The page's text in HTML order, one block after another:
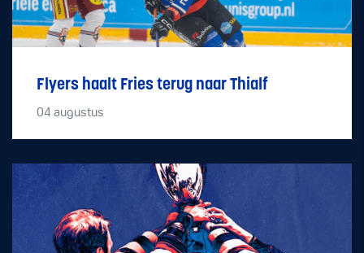
Flyers haalt Fries terug naar Thialf
04 augustus